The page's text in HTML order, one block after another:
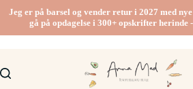
Jeg er på barsel og vender retur i 2027 med
gå på opdagelse i 300+ opskrifter herinde